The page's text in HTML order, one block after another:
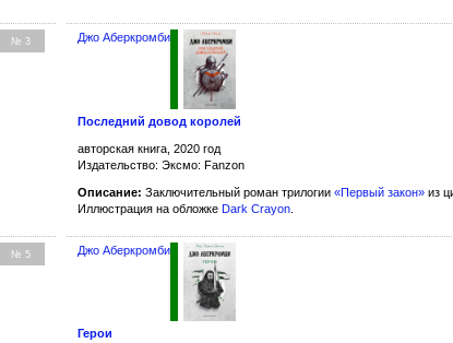
№ 3 Джо Аберкромби
Последний довод королей
авторская книга, 2020 год
Издательство: Эксмо: Fanzon
Описание: Заключительный роман трилогии«Первый закон» из
Иллюстрация на обложке Dark Crayon.
№ 5 Джо Аберкромби
Герои